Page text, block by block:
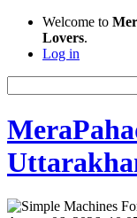
Welcome to
Lovers.
Log in